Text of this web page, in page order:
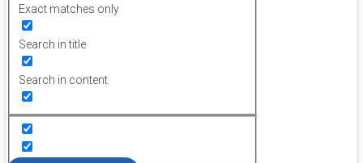
Exact matches only
Search in title
Search in content